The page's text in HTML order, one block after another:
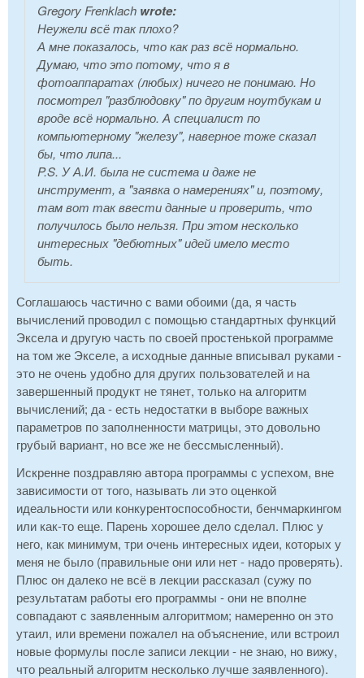
Gregory Frenklach wrote:
Неужели всё так плохо?
А мне показалось, что как раз всё нормально.
Думаю, что это потому, что я в
фотоаппаратах (любых) ничего не понимаю. Но
посмотрел "разблюдовку" по другим ноутбукам и
вроде всё нормально. А специалист по
компьютерному "железу", наверное тоже сказал
бы, что липа...
P.S. У А.И. была не система и даже не
инструмент, а "заявка о намерениях" и, поэтому,
там вот так ввести данные и проверить, что
получилось было нельзя. При этом несколько
интересных "дебютных" идей имело место
быть.
Соглашаюсь частично с вами обоими (да, я часть
вычислений проводил с помощью стандартных функций
Эксела и другую часть по своей простенькой программе
на том же Экселе, а исходные данные вписывал руками -
это не очень удобно для других пользователей и на
завершенный продукт не тянет, только на алгоритм
вычислений; да - есть недостатки в выборе важных
параметров по заполненности матрицы, это довольно
грубый вариант, но все же не бессмысленный).
Искренне поздравляю автора программы с успехом, вне
зависимости от того, называть ли это оценкой
идеальности или конкурентоспособности, бенчмаркингом
или как-то еще. Парень хорошее дело сделал. Плюс у
него, как минимум, три очень интересных идеи, которых у
меня не было (правильные они или нет - надо проверять).
Плюс он далеко не всё в лекции рассказал (сужу по
результатам работы его программы - они не вполне
совпадают с заявленным алгоритмом; намеренно он это
утаил, или времени пожалел на объяснение, или встроил
новые формулы после записи лекции - не знаю, но вижу,
что реальный алгоритм несколько лучше заявленного).